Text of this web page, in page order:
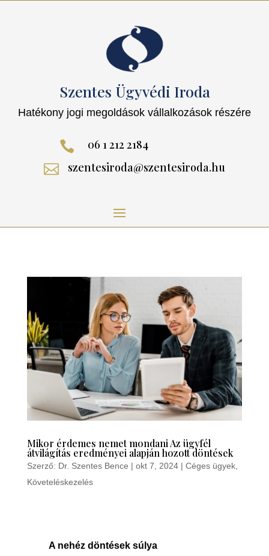
Szentes Ügyvédi Iroda
Hatékony jogi megoldások vállalkozások részére
 06 1 212 2184
 szentesiroda@szentesiroda.hu
Mikor érdemes nemet mondani Az ügyfél
átvilágítás eredményei alapján hozott döntések
Szerző: Dr. Szentes Bence | okt 7, 2024| Céges ügyek,
Követeléskezelés
A nehéz döntések súlya